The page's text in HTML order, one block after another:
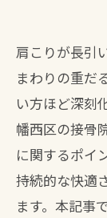
肩こりが長引
まわりの重だ
い方ほど深刻
幡西区の接骨
に関するポイ
持続的な快適
ます。本記事